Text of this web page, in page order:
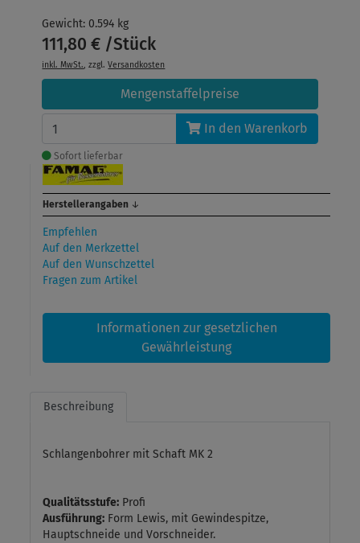
Gewicht: 0.594 kg
111,80 € /Stück
inkl. MwSt., zzgl.Versandkosten
Mengenstaffelpreise
In den Warenkorb
Sofort lieferbar
Herstellerangaben ↓
Empfehlen
Auf den Merkzettel
Auf den Wunschzettel
Fragen zum Artikel
Informationen zur gesetzlichen
Gewährleistung
Beschreibung
Schlangenbohrer mit Schaft MK 2
Qualitätsstufe: Profi
Ausführung: Form Lewis, mit Gewindespitze,
Hauptschneide und Vorschneider.